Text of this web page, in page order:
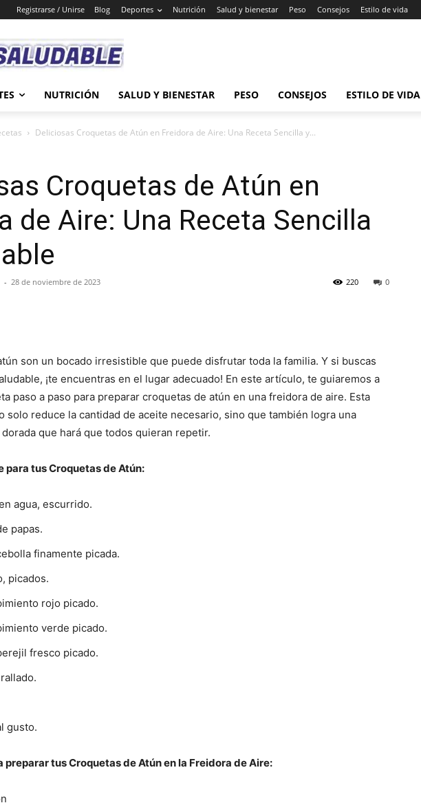
Registrarse / Unirse Blog Deportes Nutrición Salud y bienestar Peso Consejos Estilo de vida
NUTRICIÓN SALUD Y BIENESTAR PESO CONSEJOS ESTILO DE VIDA
Deliciosas Croquetas de Atún en Freidora de Aire: Una Receta Sencilla y...
Croquetas de Atún en
de Aire: Una Receta Sencilla
- 28 de noviembre de 2023 0
220
son un bocado irresistible que puede disfrutar toda la familia. Y si buscas
¡te encuentras en el lugar adecuado! En este artículo, te guiaremos a
paso a paso para preparar croquetas de atún en una freidora de aire. Esta
solo reduce la cantidad de aceite necesario, sino que también logra una
que hará que todos quieran repetir.
para tus Croquetas de Atún:
agua, escurrido.
papas.
finamente picada.
picados.
rojo picado.
verde picado.
fresco picado.
gusto.
preparar tus Croquetas de Atún en la Freidora de Aire: